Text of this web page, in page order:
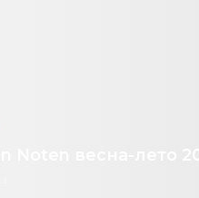
Noten весна-лето